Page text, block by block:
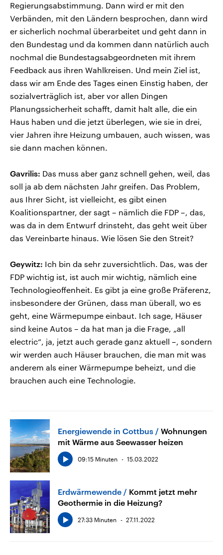
Regierungsabstimmung. Dann wird er mit den
Verbänden, mit den Ländern besprochen, dann wird
er sicherlich nochmal überarbeitet und geht dann in
den Bundestag und da kommen dann natürlich auch
nochmal die Bundestagsabgeordneten mit ihrem
Feedback aus ihren Wahlkreisen. Und mein Ziel ist,
dass wir am Ende des Tages einen Einstig haben, der
sozialverträglich ist, aber vor allen Dingen
Planungssicherheit schafft, damit halt alle, die ein
Haus haben und die jetzt überlegen, wie sie in drei,
vier Jahren ihre Heizung umbauen, auch wissen, was
sie dann machen können.
Gavrilis: Das muss aber ganz schnell gehen, weil, das
soll ja ab dem nächsten Jahr greifen. Das Problem,
aus Ihrer Sicht, ist vielleicht, es gibt einen
Koalitionspartner, der sagt – nämlich die FDP –, das,
was da in dem Entwurf drinsteht, das geht weit über
das Vereinbarte hinaus. Wie lösen Sie den Streit?
Geywitz: Ich bin da sehr zuversichtlich. Das, was der
FDP wichtig ist, ist auch mir wichtig, nämlich eine
Technologieoffenheit. Es gibt ja eine große Präferenz,
insbesondere der Grünen, dass man überall, wo es
geht, eine Wärmepumpe einbaut. Ich sage, Häuser
sind keine Autos – da hat man ja die Frage, „all
electric“, ja, jetzt auch gerade ganz aktuell –, sondern
wir werden auch Häuser brauchen, die man mit was
anderem als einer Wärmepumpe beheizt, und die
brauchen auch eine Technologie.
Energiewende in Cottbus
Wohnungen
mit Wärme aus Seewasser heizen
09:15 Minuten 15.03.2022
Erdwärmewende
Kommt jetzt mehr
Geothermie in die Heizung?
27:33 Minuten 27.11.2022